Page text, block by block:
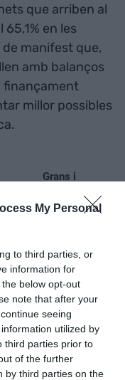
My Personal
to third parties, or
information for
below opt-out
note that after your
seeing
utilized by
third parties prior to
of the further
by third parties on the
que arriben al
65,1% en les
manifest que,
amb balanços
finançament
millor possibles